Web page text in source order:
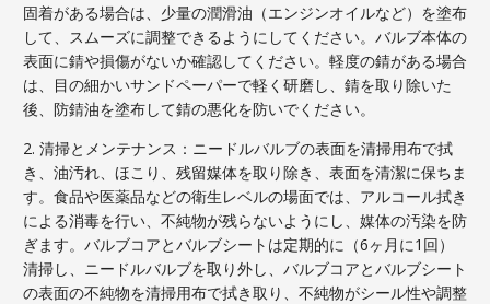
固着がある場合は、少量の潤滑油（エンジンオイルなど）を塗布
して、スムーズに調整できるようにしてください。バルブ本体の
表面に錆や損傷がないか確認してください。軽度の錆がある場合
は、目の細かいサンドペーパーで軽く研磨し、錆を取り除いた
後、防錆油を塗布して錆の悪化を防いでください。
2. 清掃とメンテナンス：ニードルバルブの表面を清掃用布で拭
き、油汚れ、ほこり、残留媒体を取り除き、表面を清潔に保ちま
す。食品や医薬品などの衛生レベルの場面では、アルコール拭き
による消毒を行い、不純物が残らないようにし、媒体の汚染を防
ぎます。バルブコアとバルブシートは定期的に（6ヶ月に1回）
清掃し、ニードルバルブを取り外し、バルブコアとバルブシート
の表面の不純物を清掃用布で拭き取り、不純物がシール性や調整